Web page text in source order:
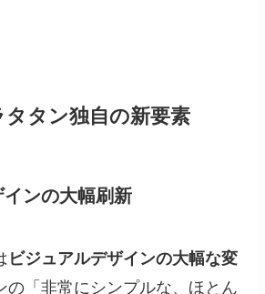
タタン独自の新要素
インの大幅刷新
ビジュアルデザインの大幅な変
の「非常にシンプルな、ほとん